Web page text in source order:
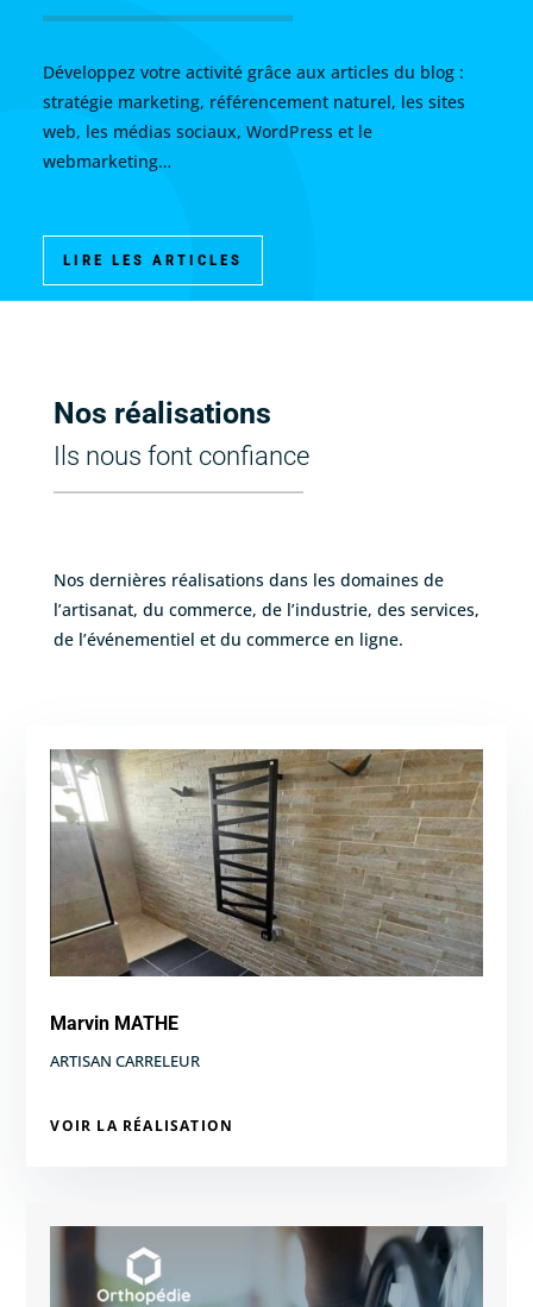
Développez votre activité grâce aux articles du blog :
stratégie marketing, référencement naturel, les sites
web, les médias sociaux, WordPress et le
webmarketing…
LIRE LES ARTICLES
Nos réalisations
Ils nous font confiance
Nos dernières réalisations dans les domaines de
l’artisanat, du commerce, de l’industrie, des services,
de l’événementiel et du commerce en ligne.
Marvin MATHE
ARTISAN CARRELEUR
VOIR LA RÉALISATION